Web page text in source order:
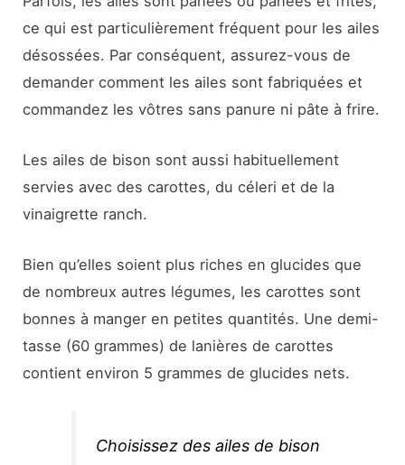
ce qui est particulièrement fréquent pour les ailes
désossées. Par conséquent, assurez-vous de
demander comment les ailes sont fabriquées et
commandez les vôtres sans panure ni pâte à frire.
Les ailes de bison sont aussi habituellement
servies avec des carottes, du céleri et de la
vinaigrette ranch.
Bien qu’elles soient plus riches en glucides que
de nombreux autres légumes, les carottes sont
bonnes à manger en petites quantités. Une demi-
tasse (60 grammes) de lanières de carottes
contient environ 5 grammes de glucides nets.
Choisissez des ailes de bison